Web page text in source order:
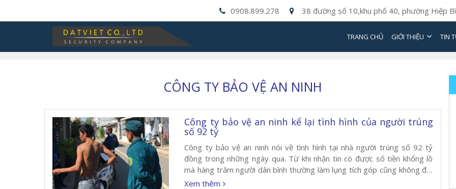
0908.899.278 38 đường số 10,khu phố 40, phường Hiệp
TRANG CHỦ GIỚI THIỆU TIN
CÔNG TY BẢO VỆ AN NINH
Công ty bảo vệ an ninh kể lại tình hình của người trúng
số 92 tỷ
Công ty bảo vệ an ninh nói về tình hình tại nhà người trúng số 92 tỷ
đồng trong những ngày qua. Từ khi nhận tin có được số tiền khổng lồ
mà hàng trăm người dân bình thường làm lụng tích góp cũng không đủ.
Ông Thái sau khi lĩnh thưởng đã về đến […]
Xem thêm